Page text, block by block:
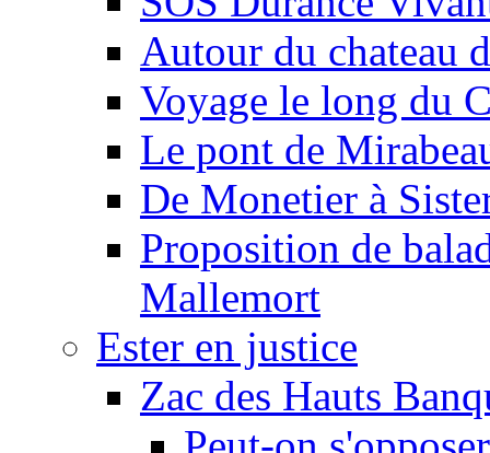
Autour du chateau
Voyage le long du
Le pont de
De Monetier à
Proposition de
Mallemort
Ester en justice
Zac des Hauts